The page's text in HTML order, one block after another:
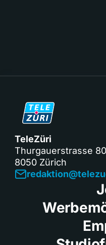
TeleZüri
Thurgauerstrasse 80
8050 Zürich